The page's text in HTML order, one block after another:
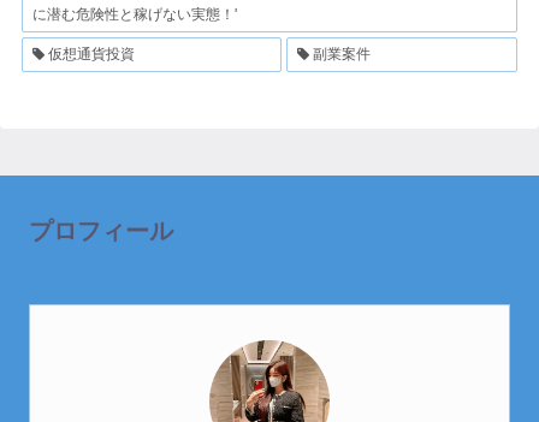
に潜む危険性と稼げない実態！'
仮想通貨投資 副業案件
プロフィール